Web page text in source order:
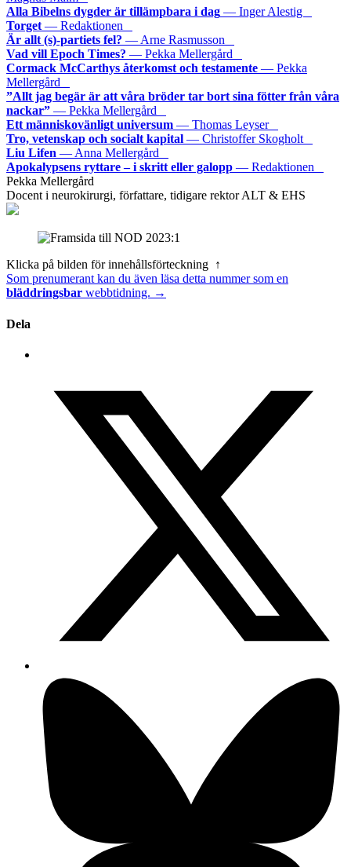
Alla Bibelns dygder är tillämpbara i dag — Inger Alestig
Torget — Redaktionen
Är allt (s)-partiets fel? — Arne Rasmusson
Vad vill Epoch Times? — Pekka Mellergård
Cormack McCarthys återkomst och testamente — Pekka
Mellergård
”Allt jag begär är att våra bröder tar bort sina fötter från våra
nackar” — Pekka Mellergård
Ett människovänligt universum — Thomas Leyser
Tro, vetenskap och socialt kapital — Christoffer Skogholt
Liu Lifen — Anna Mellergård
Apokalypsens ryttare – i skritt eller galopp — Redaktionen
Pekka Mellergård
Docent i neurokirurgi, författare, tidigare rektor ALT & EHS
Klicka på bilden för innehållsförteckning ↑
Som prenumerant kan du även läsa detta nummer som en
bläddringsbar webbtidning. →
Dela